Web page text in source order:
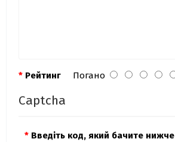
Рейтинг Погано
Captcha
Введіть код, який бачите нижче